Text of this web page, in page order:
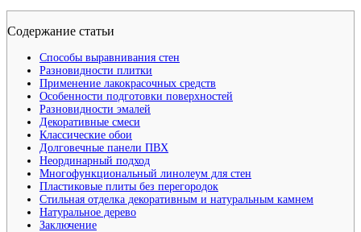
Содержание статьи
Способы выравнивания стен
Разновидности плитки
Применение лакокрасочных средств
Особенности подготовки поверхностей
Разновидности эмалей
Декоративные смеси
Классические обои
Долговечные панели ПВХ
Неординарный подход
Многофункциональный линолеум для стен
Пластиковые плиты без перегородок
Стильная отделка декоративным и натуральным камнем
Натуральное дерево
Заключение